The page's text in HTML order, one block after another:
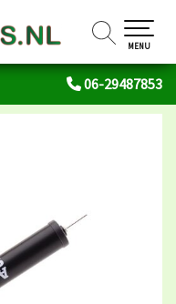
06-29487853
MENU